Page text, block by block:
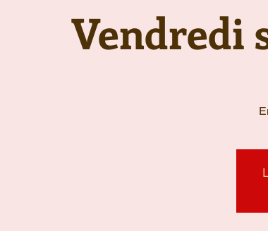
Vendredi